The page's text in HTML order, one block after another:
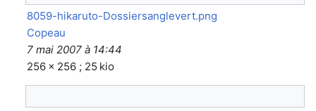
8059-hikaruto-Dossiersanglevert.png
Copeau
7 mai 2007 à 14:44
256 × 256 ; 25 kio